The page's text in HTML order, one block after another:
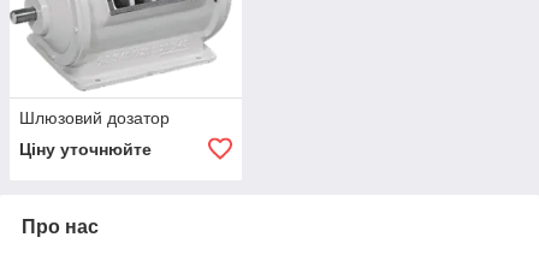
Шлюзовий дозатор
Ціну уточнюйте
Про нас